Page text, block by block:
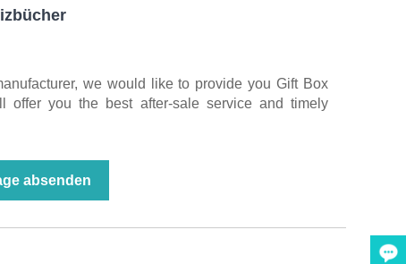
we would like to provide you Gift Box
offer you the best after-sale service and timely
absenden